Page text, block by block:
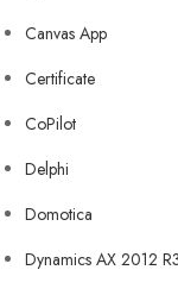
Canvas App
Certificate
CoPilot
Delphi
Domotica
Dynamics AX 2012